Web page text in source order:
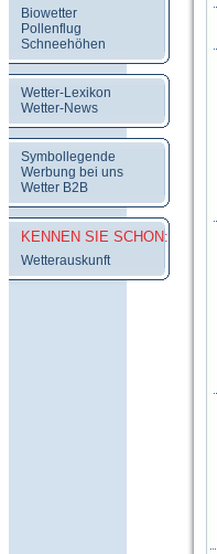
Biowetter
Pollenflug
Schneehöhen
Wetter-Lexikon
Wetter-News
Symbollegende
Werbung bei uns
Wetter B2B
KENNEN SIE SCHON:
Wetterauskunft